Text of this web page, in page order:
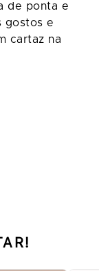
de ponta e
gostos e
cartaz na